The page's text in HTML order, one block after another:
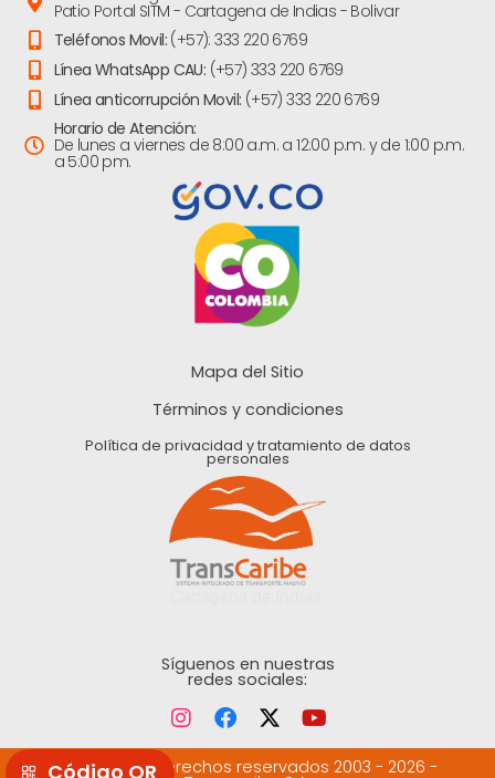
Patio Portal SITM - Cartagena de Indias - Bolivar
Teléfonos Movil: (+57): 333 220 6769
Línea WhatsApp CAU: (+57) 333 220 6769
Línea anticorrupción Movil: (+57) 333 220 6769
Horario de Atención:
De lunes a viernes de 8:00 a.m. a 12:00 p.m. y de 1:00 p.m.
a 5:00 pm.
Mapa del Sitio
Términos y condiciones
Política de privacidad y tratamiento de datos
personales
Síguenos en nuestras
redes sociales:
©Todos los derechos reservados 2003 - 2026 -